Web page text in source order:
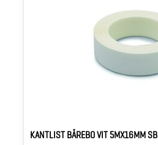
KANTLIST BÅREBO VIT 5MX16MM SB